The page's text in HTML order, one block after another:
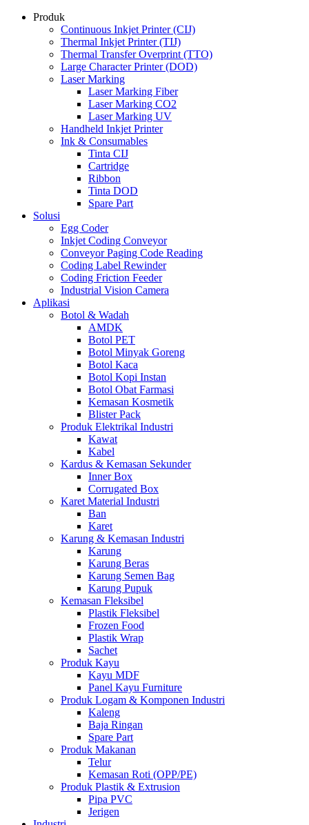
Produk
Continuous Inkjet Printer (CIJ)
Thermal Inkjet Printer (TIJ)
Thermal Transfer Overprint (TTO)
Large Character Printer (DOD)
Laser Marking
Laser Marking Fiber
Laser Marking CO2
Laser Marking UV
Handheld Inkjet Printer
Ink & Consumables
Tinta CIJ
Cartridge
Ribbon
Tinta DOD
Spare Part
Solusi
Egg Coder
Inkjet Coding Conveyor
Conveyor Paging Code Reading
Coding Label Rewinder
Coding Friction Feeder
Industrial Vision Camera
Aplikasi
Botol & Wadah
AMDK
Botol PET
Botol Minyak Goreng
Botol Kaca
Botol Kopi Instan
Botol Obat Farmasi
Kemasan Kosmetik
Blister Pack
Produk Elektrikal Industri
Kawat
Kabel
Kardus & Kemasan Sekunder
Inner Box
Corrugated Box
Karet Material Industri
Ban
Karet
Karung & Kemasan Industri
Karung
Karung Beras
Karung Semen Bag
Karung Pupuk
Kemasan Fleksibel
Plastik Fleksibel
Frozen Food
Plastik Wrap
Sachet
Produk Kayu
Kayu MDF
Panel Kayu Furniture
Produk Logam & Komponen Industri
Kaleng
Baja Ringan
Spare Part
Produk Makanan
Telur
Kemasan Roti (OPP/PE)
Produk Plastik & Extrusion
Pipa PVC
Jerigen